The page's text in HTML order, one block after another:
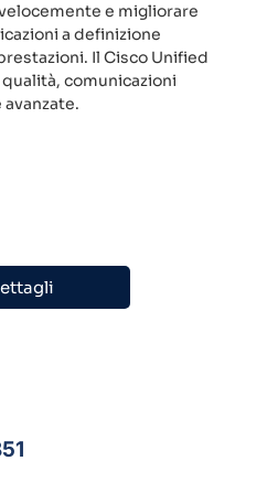
e migliorare
a definizione
Il Cisco Unified
comunicazioni